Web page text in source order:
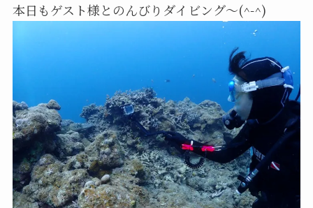
本日もゲスト様とのんびりダイビング〜(^-^)